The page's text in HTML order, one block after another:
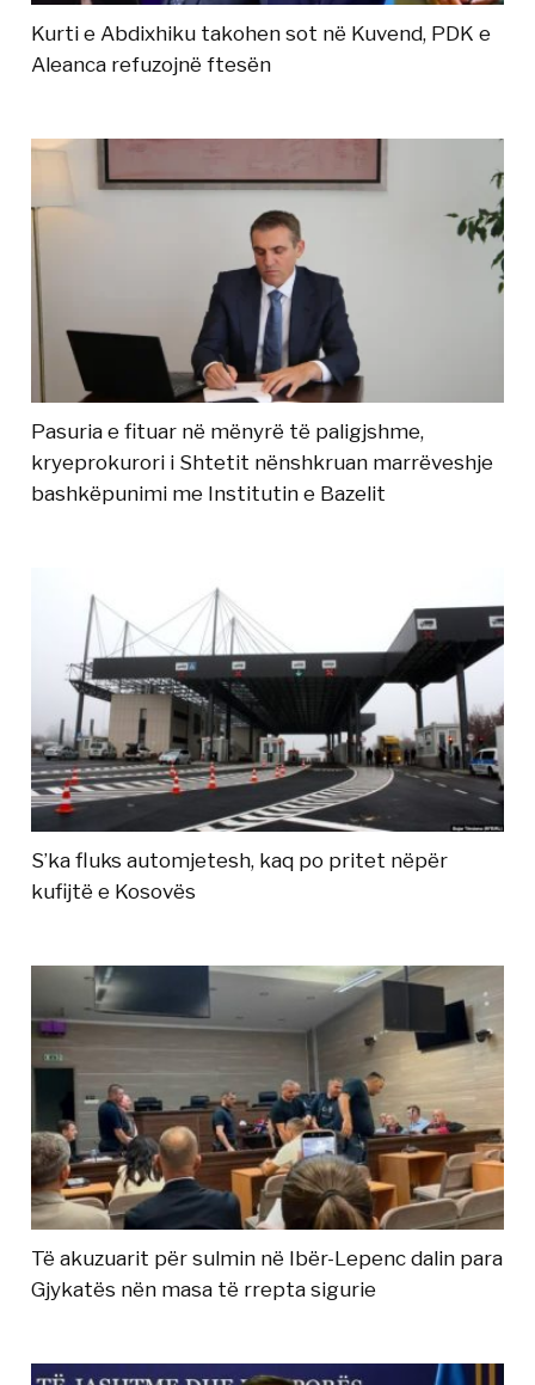
Kurti e Abdixhiku takohen sot në Kuvend, PDK e
Aleanca refuzojnë ftesën
Pasuria e fituar në mënyrë të paligjshme,
kryeprokurori i Shtetit nënshkruan marrëveshje
bashkëpunimi me Institutin e Bazelit
S’ka fluks automjetesh, kaq po pritet nëpër
kufijtë e Kosovës
Të akuzuarit për sulmin në Ibër-Lepenc dalin para
Gjykatës nën masa të rrepta sigurie